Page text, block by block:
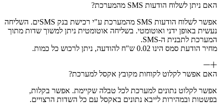
האם ניתן לשלוח הודעות SMS מהמערכת?
אפשר לשלוח הודעות SMS מהמערכת ע"י רכישת בנק SMSים. השליחה
נעשית באופן ידני ואוטומטי. בשליחה אוטומטית ניתן למשוך שדות מתוך
המערכת לתבנית ה-SMS.
מחיר הודעת סמס הינו 0.02 ש"ח להודעה, ניתן לרכוש כל כמות.
האם אפשר לקלוט לקוחות מקובץ אקסל למערכת?
אפשר לקלוט נתונים למערכת לכל טבלה שקיימת. אפשר בקלות,
בפשטות ובמהירות לייבא נתונים באקסל עם כל השדות הרצויים.